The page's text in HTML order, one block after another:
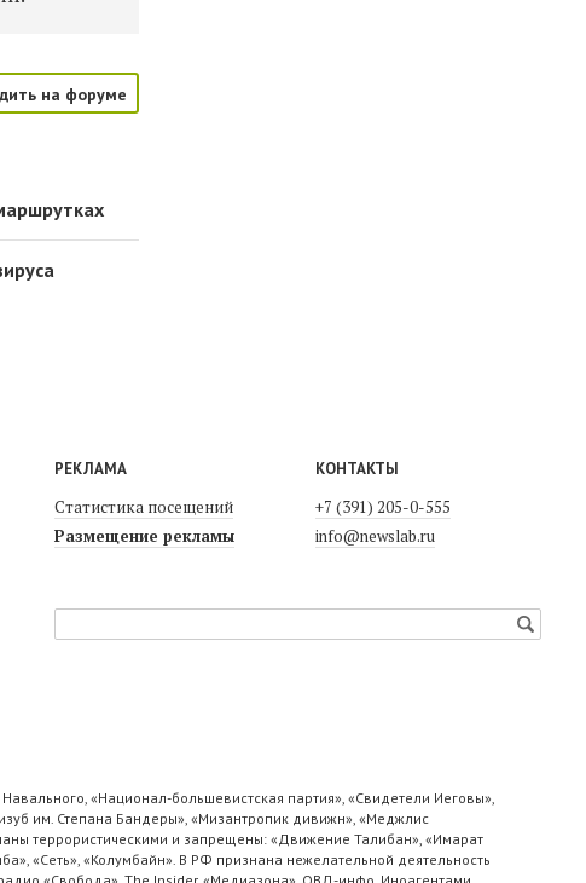
на форуме
РЕКЛАМА
Статистика посещений
Размещение рекламы
КОНТАКТЫ
+7 (391) 205-0-555
info@newslab.ru
«Национал-большевистская партия», «Свидетели Иеговы»,
им. Степана Бандеры», «Мизантропик дивижн», «Меджлис
террористическими и запрещены: «Движение Талибан», «Имарат
«Сеть», «Колумбайн». В РФ признана нежелательной деятельность